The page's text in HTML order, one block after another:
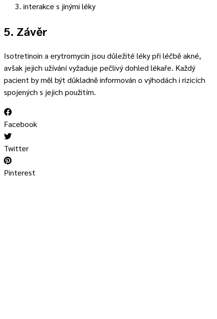
interakce s jinými léky
5. Závěr
Isotretinoin a erytromycin jsou důležité léky při léčbě akné,
avšak jejich užívání vyžaduje pečlivý dohled lékaře. Každý
pacient by měl být důkladně informován o výhodách i rizicích
spojených s jejich použitím.
Facebook
Twitter
Pinterest